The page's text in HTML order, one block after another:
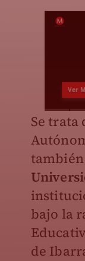
Se trata
bajo la
de